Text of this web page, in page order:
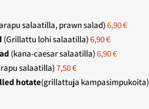
salaatilla, prawn salad)6,90 €
(Grillattu lohi salaatilla)6,90 €
(kana-caesar salaatilla)6,90 €
salaatilla)7,50 €
hotate(grillattuja kampasimpukoita)